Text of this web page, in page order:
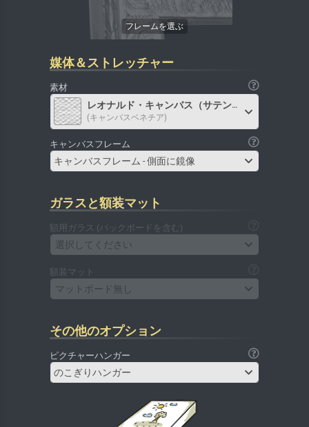
媒体＆ストレッチャー
素材
レオナルド・キャンバス（サテン）
(キャンバスベネチア)
キャンバスフレーム
キャンバスフレーム - 側面に鏡像
ガラスと額装マット
額用ガラス (バックボードを含む)
選択してください
額装マット
マットボード無し
その他のオプション
ピクチャーハンガー
のこぎりハンガー